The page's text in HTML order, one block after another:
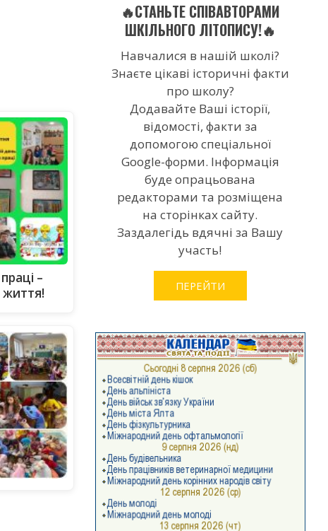
–
життя!
🔥СТАНЬТЕ СПІВАВТОРАМИ
ШКІЛЬНОГО ЛІТОПИСУ!🔥
Навчалися в нашій школі?
Знаєте цікаві історичні факти
про школу?
Додавайте Ваші історії,
відомості, факти за
допомогою спеціальної
Google-форми. Інформація
буде опрацьована
редакторами та розміщена
на сторінках сайту.
Заздалегідь вдячні за Вашу
участь!
ПЕРЕЙТИ